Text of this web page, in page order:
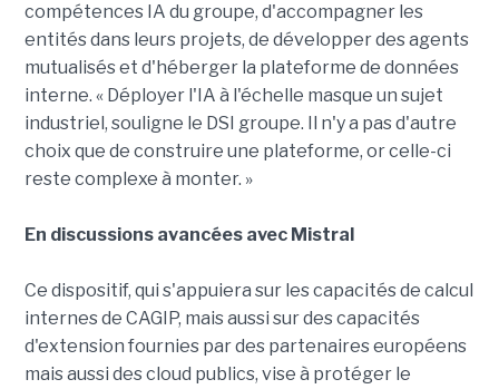
compétences IA du groupe, d'accompagner les
entités dans leurs projets, de développer des agents
mutualisés et d'héberger la plateforme de données
interne. « Déployer l'IA à l'échelle masque un sujet
industriel, souligne le DSI groupe. Il n'y a pas d'autre
choix que de construire une plateforme, or celle-ci
reste complexe à monter. »
En discussions avancées avec Mistral
Ce dispositif, qui s'appuiera sur les capacités de calcul
internes de CAGIP, mais aussi sur des capacités
d'extension fournies par des partenaires européens
mais aussi des cloud publics, vise à protéger le